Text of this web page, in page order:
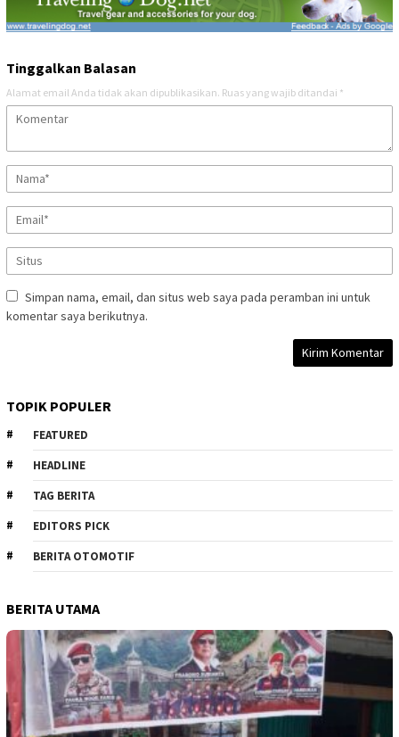
Tinggalkan Balasan
Alamat email Anda tidak akan dipublikasikan. Ruas yang wajib ditandai *
Simpan nama, email, dan situs web saya pada peramban ini untuk
komentar saya berikutnya.
TOPIK POPULER
FEATURED
HEADLINE
TAG BERITA
EDITORS PICK
BERITA OTOMOTIF
BERITA UTAMA